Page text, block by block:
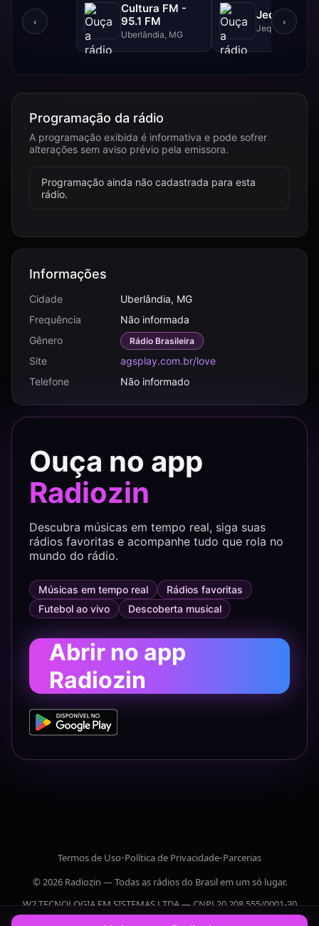
‹
Cultura FM -
95.1 FM
Uberlândia, MG
Jequitibá
Jequitibá, MG
›
Programação da rádio
A programação exibida é informativa e pode sofrer
alterações sem aviso prévio pela emissora.
Programação ainda não cadastrada para esta
rádio.
Informações
Cidade
Uberlândia, MG
Frequência
Não informada
Gênero
Rádio Brasileira
Site
agsplay.com.br/love
Telefone
Não informado
Ouça no app
Radiozin
Descubra músicas em tempo real, siga suas
rádios favoritas e acompanhe tudo que rola no
mundo do rádio.
Músicas em tempo real
Rádios favoritas
Futebol ao vivo
Descoberta musical
Abrir no app
Radiozin
Termos de Uso•Política de Privacidade•Parcerias
© 2026 Radiozin — Todas as rádios do Brasil em um só lugar.
W2 TECNOLOGIA EM SISTEMAS LTDA — CNPJ 20.208.555/0001-30